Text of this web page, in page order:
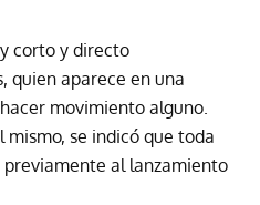
corto y directo
quien aparece en una
movimiento alguno.
se indicó que toda
al lanzamiento